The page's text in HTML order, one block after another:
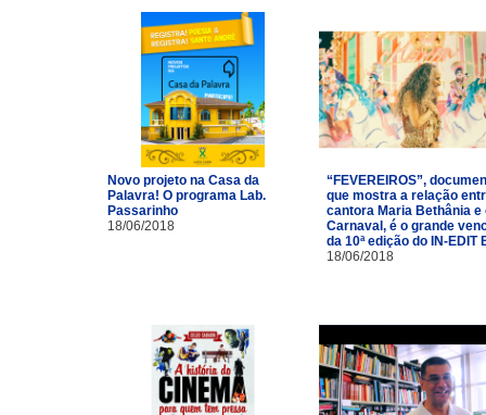
Novo projeto na Casa da
Palavra! O programa Lab.
Passarinho
18/06/2018
“FEVEREIROS”,
que mostra a relação
cantora Maria Bethânia e
Carnaval, é o grande
da 10ª edição do IN-EDIT
18/06/2018